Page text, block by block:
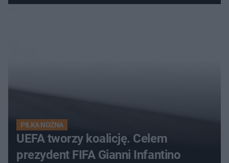
PIŁKA NOŻNA
UEFA tworzy koalicję. Celem
prezydent FIFA Gianni Infantino